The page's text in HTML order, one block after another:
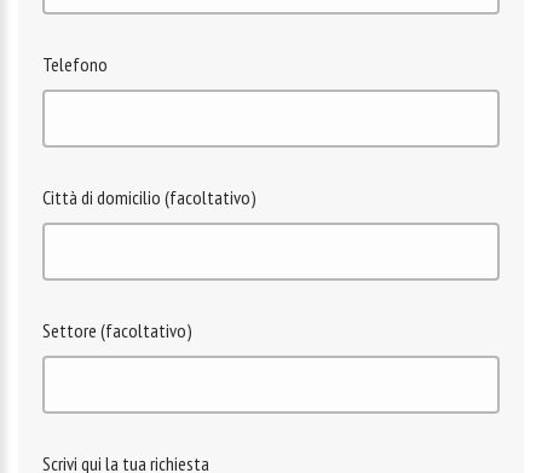
Telefono
Città di domicilio (facoltativo)
Settore (facoltativo)
Scrivi qui la tua richiesta